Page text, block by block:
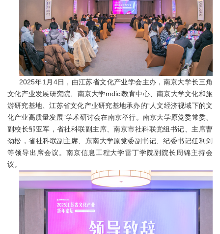
2025年1月4日，由江苏省文化产业学会主办，南京大学长三角
文化产业发展研究院、南京大学mdici教育中心、南京大学文化和旅
游研究基地、江苏省文化产业研究基地承办的“人文经济视域下的文
化产业高质量发展”学术研讨会在南京举行。南京大学原党委常委、
副校长邹亚军，省社科联副主席、南京市社科联党组书记、主席曹
劲松，省社科联副主席、东南大学原党委副书记、纪委书记任利剑
等领导出席会议。南京信息工程大学雷丁学院副院长周锦主持会
议。